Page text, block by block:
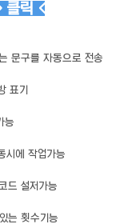
클릭 <
문구를 자동으로 전송
표기
능
시에 작업가능
드 설저가능
는 횟수기능